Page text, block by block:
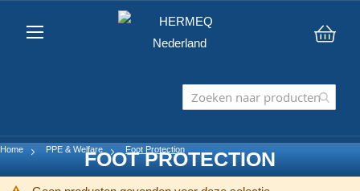
Home PPE & Welfare Foot Protection
FOOT PROTECTION